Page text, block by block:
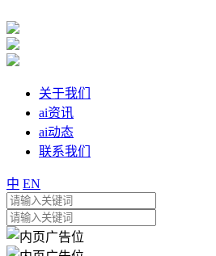
关于我们
ai资讯
ai动态
联系我们
中 EN